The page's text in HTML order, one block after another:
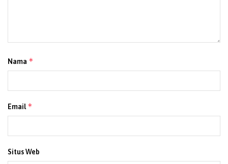
Nama *
Email*
Situs Web